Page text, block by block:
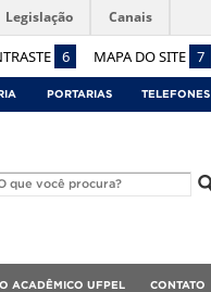
6 MAPA DO SITE 7
Legislação Canais
PORTARIAS TELEFONES
ACADÊMICO UFPEL CONTATO